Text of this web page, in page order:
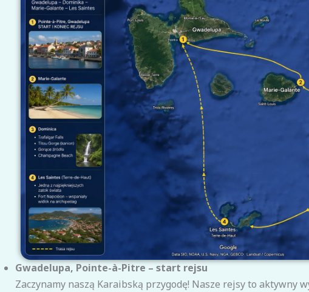
Gwadelupa, Pointe-à-Pitre – start rejsu
Zaczynamy naszą Karaibską przygodę! Nasze rejsy to aktywny